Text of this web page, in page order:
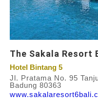
The Sakala Resort
Hotel Bintang 5
Jl. Pratama No. 95
Badung 80363